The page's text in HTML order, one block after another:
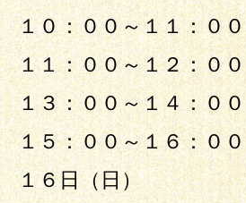
１０：００～１１：００
１１：００～１２：００
１３：００～１４：００
１５：００～１６：００
１６日（日）